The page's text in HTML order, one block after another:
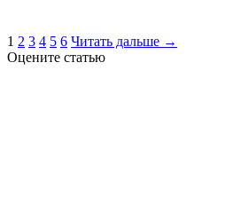
1 2 3 4 5 6 Читать дальше →
Оцените статью